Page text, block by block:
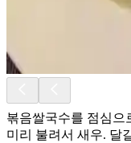
볶음쌀국수를 점심으
미리 불려서 새우. 달